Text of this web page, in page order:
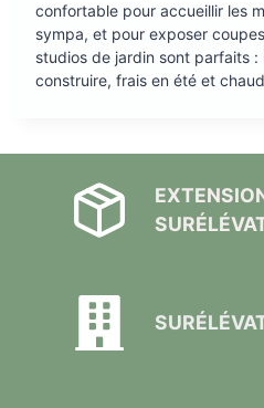
confortable pour accueillir les
sympa, et pour exposer
studios de jardin sont parfaits
construire, frais en été et